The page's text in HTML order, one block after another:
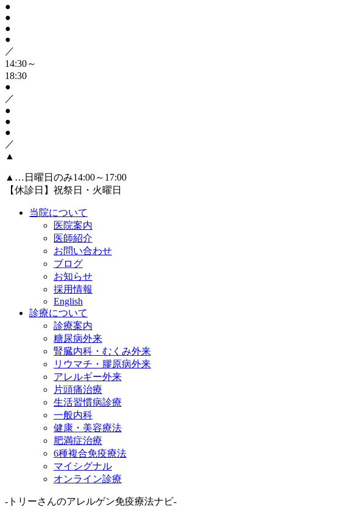
●
●
●
●
／
14:30～
18:30
●
／
●
●
●
／
▲
▲ …日曜日のみ14:00～17:00
【休診日】祝祭日・火曜日
当院について
医院案内
医師紹介
お問い合わせ
ブログ
お知らせ
採用情報
English
診療について
診療案内
糖尿病外来
腎臓内科・むくみ外来
リウマチ・膠原病外来
アレルギー外来
片頭痛治療
生活習慣病診療
一般内科
健康・美容療法
肥満症治療
6種複合免疫療法
マイシグナル
オンライン診療
-トリーさんのアレルゲン免疫療法ナビ-